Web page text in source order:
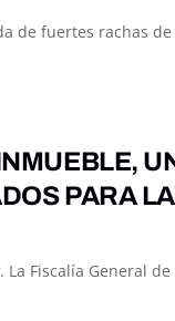
de fuertes rachas
PARA
Fiscalía General